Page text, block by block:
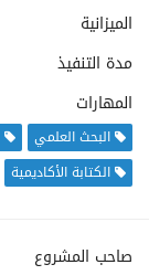
الميزانية
مدة التنفيذ
المهارات
البحث العلمي
الكتابة الأكاديمية
صاحب المشروع